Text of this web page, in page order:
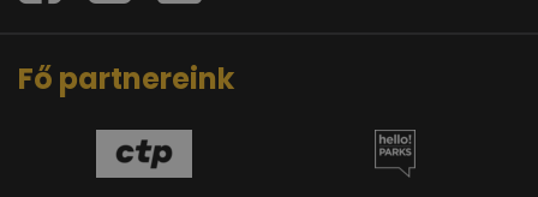
Fő partnereink